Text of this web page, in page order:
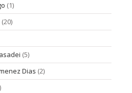
(1)
(20)
(5)
Dias (2)